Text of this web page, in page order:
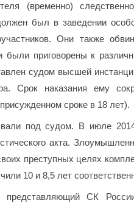
(временно)
был в заведении
Они также
были приговорены к
судом высшей
Срок наказания ему
сроке в 18 лет).
под судом. В июле
акта.
преступных целях
10 и 8,5 лет
СК